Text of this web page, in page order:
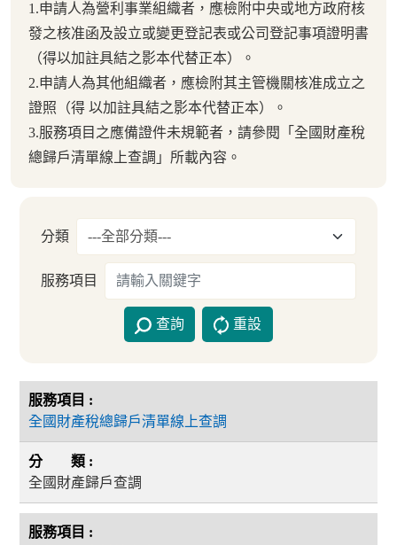
1.申請人為營利事業組織者，應檢附中央或地方政府核
發之核准函及設立或變更登記表或公司登記事項證明書
（得以加註具結之影本代替正本）。
2.申請人為其他組織者，應檢附其主管機關核准成立之
證照（得 以加註具結之影本代替正本）。
3.服務項目之應備證件未規範者，請參閱「全國財產稅
總歸戶清單線上查調」所載內容。
分類
服務項目
查詢 重設
全國財產稅總歸戶清單線上查調
全國財產歸戶查調